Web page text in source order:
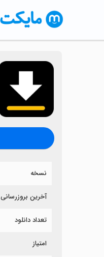
نسخه
آخرین بروزرسانی
تعداد دانلود
امتیاز